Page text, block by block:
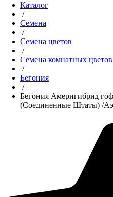
Каталог
/
Семена
/
Семена цветов
/
Семена комнатных цветов
/
Бегония
/
Бегония Америгибрид
(Соединенные Штаты) /